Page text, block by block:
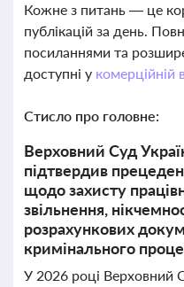
Кожне з питань — це
публікацій за день.
посиланнями та
доступні у комерційній
Стисло про головне:
Верховний Суд
підтвердив
щодо захисту
звільнення,
розрахункових
кримінального
У 2026 році Верховний